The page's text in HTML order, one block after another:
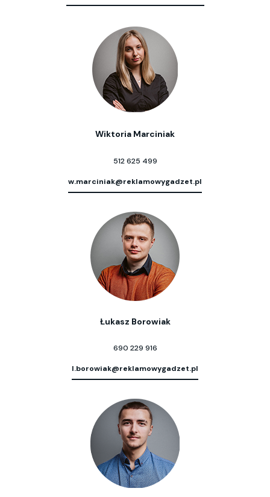
Wiktoria Marciniak
512 625 499
w.marciniak@reklamowygadzet.pl
Łukasz Borowiak
690 229 916
l.borowiak@reklamowygadzet.pl